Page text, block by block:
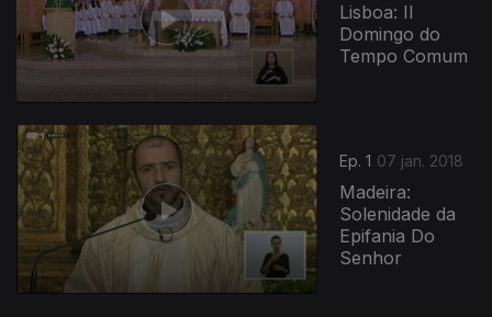
Lisboa: II
Domingo do
Tempo Comum
Ep. 1 07 jan. 2018
Madeira:
Solenidade da
Epifania Do
Senhor
324533